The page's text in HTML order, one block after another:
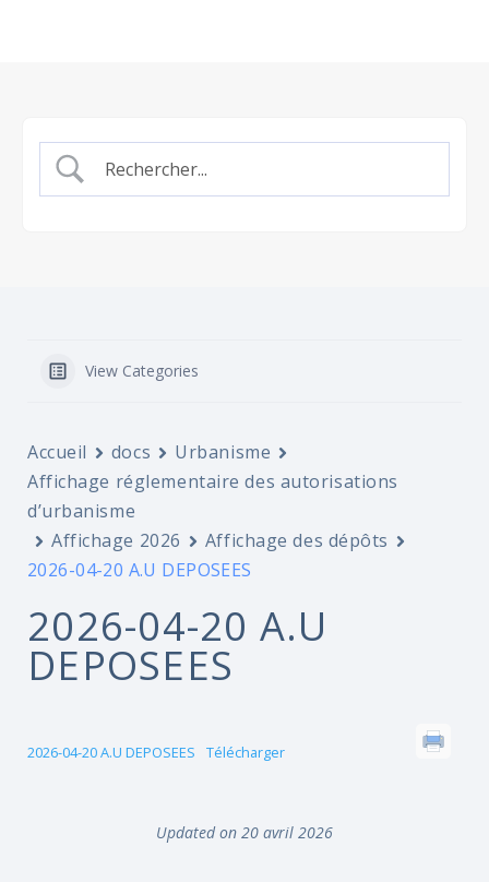
View Categories
Accueil docs
Urbanisme
Affichage réglementaire des autorisations
d’urbanisme
Affichage 2026
Affichage des dépôts
2026-04-20 A.U DEPOSEES
2026-04-20 A.U
DEPOSEES
2026-04-20 A.U DEPOSEES Télécharger
Updated on 20 avril 2026